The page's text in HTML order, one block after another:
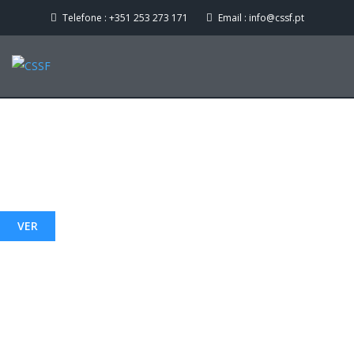
Telefone : +351 253 273 171 Email : info@cssf.pt
VER